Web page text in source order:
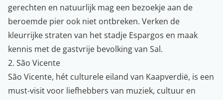
gerechten en natuurlijk mag een bezoekje aan de
beroemde pier ook niet ontbreken. Verken de
kleurrijke straten van het stadje Espargos en maak
kennis met de gastvrije bevolking van Sal.
2. São Vicente
São Vicente, hét culturele eiland van Kaapverdië, is een
must-visit voor liefhebbers van muziek, cultuur en